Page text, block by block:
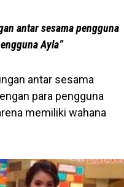
antar sesama pengguna
Ayla”
antar sesama
para pengguna
memiliki wahana